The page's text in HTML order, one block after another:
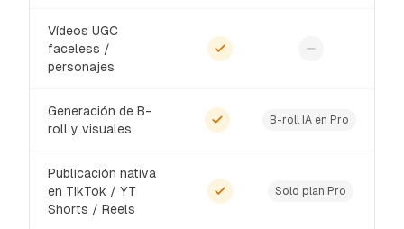
Vídeos UGC
faceless /
personajes
Generación de B-
roll y visuales
B-roll IA en Pro
Publicación nativa
en TikTok / YT
Shorts / Reels
Solo plan Pro